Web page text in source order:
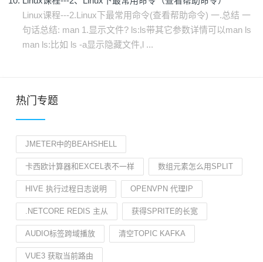
Linux课程---2.Linux下最常用命令(查看帮助命令) 一.总结 一
句话总结: man 1.显示文件? ls:ls带其它参数详情可以man ls
man ls:比如 ls -a显示隐藏文件,l ...
热门专题
JMETER中的BEAHSHELL
卡西欧计算器和EXCEL表不一样 数组元素怎么用SPLIT
HIVE 执行过程日志说明 OPENVPN 代理IP
.NETCORE REDIS 主从 获得SPRITE的长宽
AUDIO标签跨域播放 清空TOPIC KAFKA
VUE3 获取当前路由